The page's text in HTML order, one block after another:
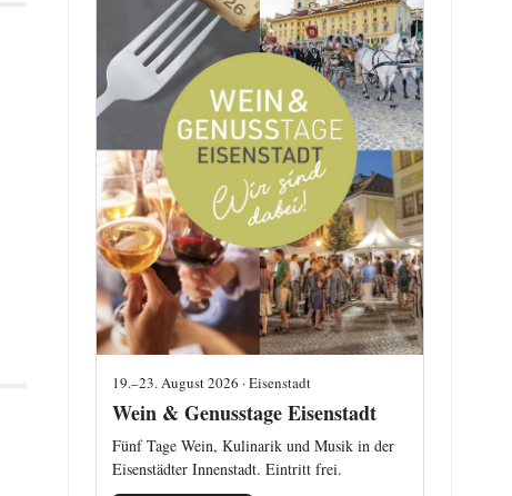
19.–23. August 2026 · Eisenstadt
Wein & Genusstage Eisenstadt
Fünf Tage Wein, Kulinarik und Musik in der
Eisenstädter Innenstadt. Eintritt frei.